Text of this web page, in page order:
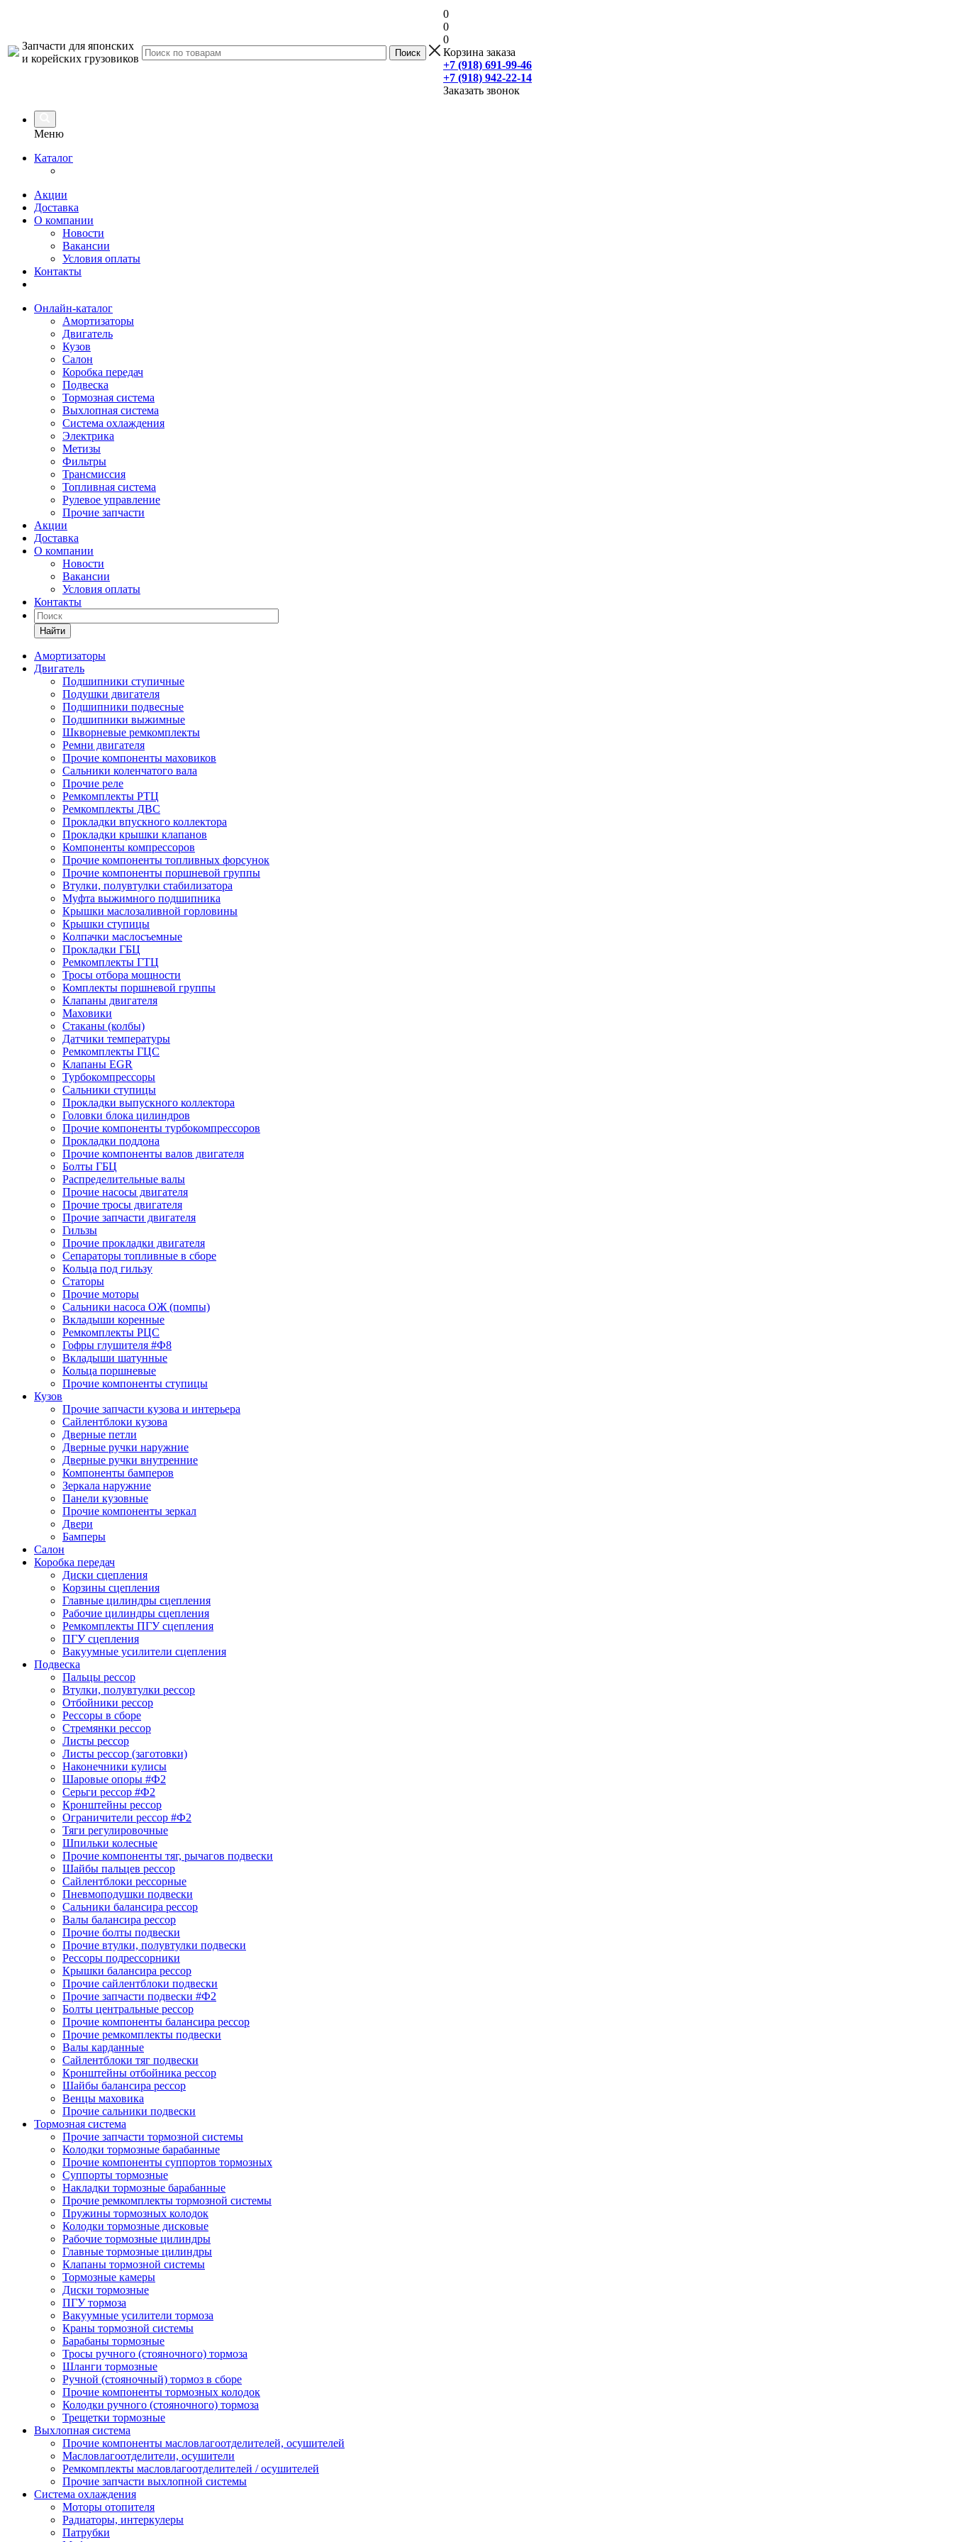
Запчасти для японских
и корейских грузовиков
0
0
0
Корзина заказа
+7 (918) 691-99-46
+7 (918) 942-22-14
Заказать звонок
Меню
Каталог
Акции
Доставка
О компании
Новости
Вакансии
Условия оплаты
Контакты
Онлайн-каталог
Амортизаторы
Двигатель
Кузов
Салон
Коробка передач
Подвеска
Тормозная система
Выхлопная система
Система охлаждения
Электрика
Метизы
Фильтры
Трансмиссия
Топливная система
Рулевое управление
Прочие запчасти
Акции
Доставка
О компании
Новости
Вакансии
Условия оплаты
Контакты
Найти
Амортизаторы
Двигатель
Подшипники ступичные
Подушки двигателя
Подшипники подвесные
Подшипники выжимные
Шкворневые ремкомплекты
Ремни двигателя
Прочие компоненты маховиков
Сальники коленчатого вала
Прочие реле
Ремкомплекты РТЦ
Ремкомплекты ДВС
Прокладки впускного коллектора
Прокладки крышки клапанов
Компоненты компрессоров
Прочие компоненты топливных форсунок
Прочие компоненты поршневой группы
Втулки, полувтулки стабилизатора
Муфта выжимного подшипника
Крышки маслозаливной горловины
Крышки ступицы
Колпачки маслосъемные
Прокладки ГБЦ
Ремкомплекты ГТЦ
Тросы отбора мощности
Комплекты поршневой группы
Клапаны двигателя
Маховики
Стаканы (колбы)
Датчики температуры
Ремкомплекты ГЦС
Клапаны EGR
Турбокомпрессоры
Сальники ступицы
Прокладки выпускного коллектора
Головки блока цилиндров
Прочие компоненты турбокомпрессоров
Прокладки поддона
Прочие компоненты валов двигателя
Болты ГБЦ
Распределительные валы
Прочие насосы двигателя
Прочие тросы двигателя
Прочие запчасти двигателя
Гильзы
Прочие прокладки двигателя
Сепараторы топливные в сборе
Кольца под гильзу
Статоры
Прочие моторы
Сальники насоса ОЖ (помпы)
Вкладыши коренные
Ремкомплекты РЦС
Гофры глушителя #Ф8
Вкладыши шатунные
Кольца поршневые
Прочие компоненты ступицы
Кузов
Прочие запчасти кузова и интерьера
Сайлентблоки кузова
Дверные петли
Дверные ручки наружние
Дверные ручки внутренние
Компоненты бамперов
Зеркала наружние
Панели кузовные
Прочие компоненты зеркал
Двери
Бамперы
Салон
Коробка передач
Диски сцепления
Корзины сцепления
Главные цилиндры сцепления
Рабочие цилиндры сцепления
Ремкомплекты ПГУ сцепления
ПГУ сцепления
Вакуумные усилители сцепления
Подвеска
Пальцы рессор
Втулки, полувтулки рессор
Отбойники рессор
Рессоры в сборе
Стремянки рессор
Листы рессор
Листы рессор (заготовки)
Наконечники кулисы
Шаровые опоры #Ф2
Серьги рессор #Ф2
Кронштейны рессор
Ограничители рессор #Ф2
Тяги регулировочные
Шпильки колесные
Прочие компоненты тяг, рычагов подвески
Шайбы пальцев рессор
Сайлентблоки рессорные
Пневмоподушки подвески
Сальники балансира рессор
Валы балансира рессор
Прочие болты подвески
Прочие втулки, полувтулки подвески
Рессоры подрессорники
Крышки балансира рессор
Прочие сайлентблоки подвески
Прочие запчасти подвески #Ф2
Болты центральные рессор
Прочие компоненты балансира рессор
Прочие ремкомплекты подвески
Валы карданные
Сайлентблоки тяг подвески
Кронштейны отбойника рессор
Шайбы балансира рессор
Венцы маховика
Прочие сальники подвески
Тормозная система
Прочие запчасти тормозной системы
Колодки тормозные барабанные
Прочие компоненты суппортов тормозных
Суппорты тормозные
Накладки тормозные барабанные
Прочие ремкомплекты тормозной системы
Пружины тормозных колодок
Колодки тормозные дисковые
Рабочие тормозные цилиндры
Главные тормозные цилиндры
Клапаны тормозной системы
Тормозные камеры
Диски тормозные
ПГУ тормоза
Вакуумные усилители тормоза
Краны тормозной системы
Барабаны тормозные
Тросы ручного (стояночного) тормоза
Шланги тормозные
Ручной (стояночный) тормоз в сборе
Прочие компоненты тормозных колодок
Колодки ручного (стояночного) тормоза
Трещетки тормозные
Выхлопная система
Прочие компоненты масловлагоотделителей, осушителей
Масловлагоотделители, осушители
Ремкомплекты масловлагоотделителей / осушителей
Прочие запчасти выхлопной системы
Система охлаждения
Моторы отопителя
Радиаторы, интеркулеры
Патрубки